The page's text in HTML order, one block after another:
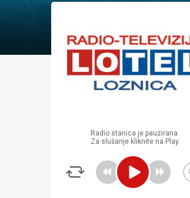
Radio stanica je pauzirana.
Za slušanje kliknite na Play.